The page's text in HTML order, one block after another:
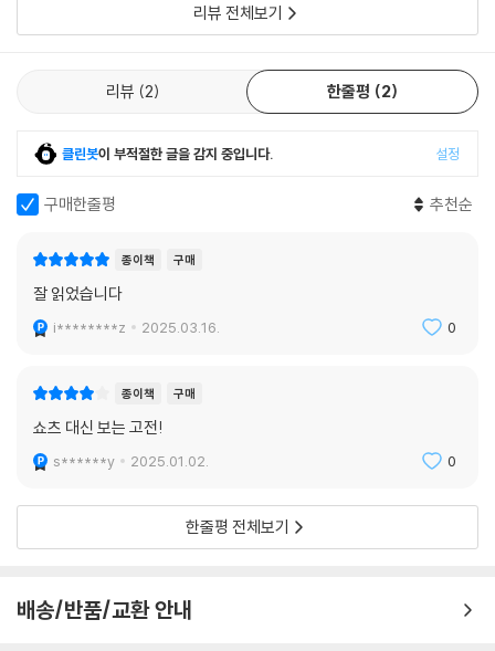
리뷰 전체보기
리뷰 2 한줄평 2
클린봇이 부적절한 글을 감지 중입니다. 설정
구매한줄평 추천순
종이책 구매
잘 읽었습니다
i********z 2025.03.16. 0
종이책 구매
쇼츠 대신 보는 고전!
s******y 2025.01.02. 0
한줄평 전체보기
배송/반품/교환 안내